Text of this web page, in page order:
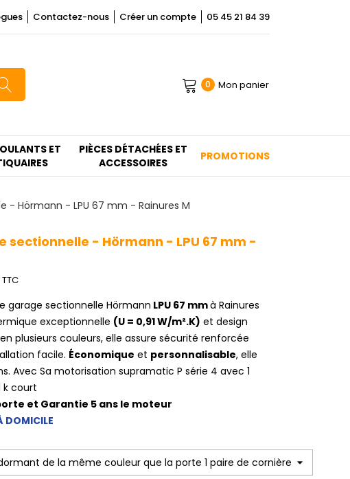
Contactez-nous Créer un compte 05 45 21 84 39
0 Mon panier
ET
PIÈCES DÉTACHÉES ET
ACCESSOIRES
PROMOTIONS
- Hörmann - LPU 67 mm - Rainures M
sectionnelle - Hörmann - LPU 67 mm -
TTC
garage sectionnelle Hörmann LPU 67 mmà Rainures
exceptionnelle (U = 0,91 W/m².K) et design
plusieurs couleurs, elle assure sécurité renforcée
facile. Économique et personnalisable, elle
Avec Sa motorisation supramatic P série 4 avec 1
k court
et Garantie 5 ans le moteur
DOMICILE